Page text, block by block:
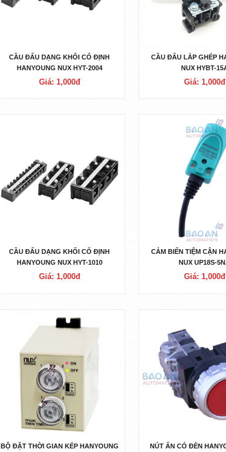
CẦU ĐẤU DẠNG KHỐI CỐ ĐỊNH
HANYOUNG NUX HYT-2004
Giá: 1,000đ
CẦU ĐẤU LẮP GHÉP
NUX HYBT-
Giá: 1,000đ
CẦU ĐẤU DẠNG KHỐI CỐ ĐỊNH
HANYOUNG NUX HYT-1010
Giá: 1,000đ
CẢM BIẾN TIỆM CẬN
NUX UP18S-
Giá: 1,000đ
BỘ ĐẶT THỜI GIAN KÉP HANYOUNG
NÚT ẤN CÓ ĐÈN